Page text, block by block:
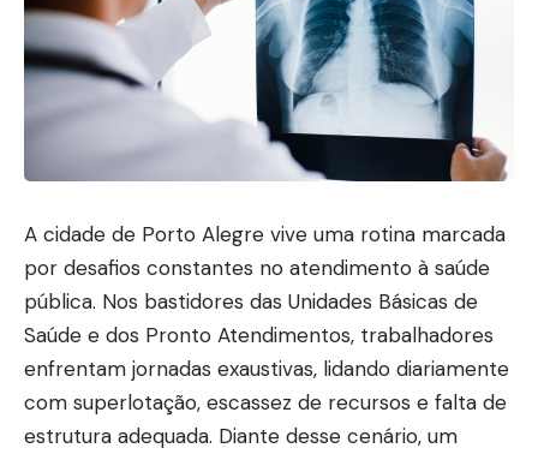
A cidade de Porto Alegre vive uma rotina marcada
por desafios constantes no atendimento à saúde
pública. Nos bastidores das Unidades Básicas de
Saúde e dos Pronto Atendimentos, trabalhadores
enfrentam jornadas exaustivas, lidando diariamente
com superlotação, escassez de recursos e falta de
estrutura adequada. Diante desse cenário, um